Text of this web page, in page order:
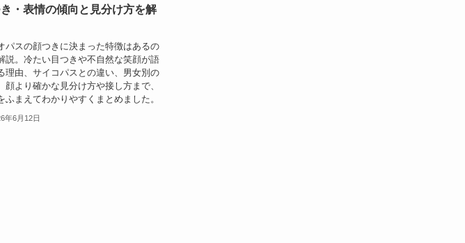
き・表情の傾向と見分け方を解
パスの顔つきに決まった特徴はあるの
説。冷たい目つきや不自然な笑顔が語
理由、サイコパスとの違い、男女別の
顔より確かな見分け方や接し方まで、
ふまえてわかりやすくまとめました。
年6月12日